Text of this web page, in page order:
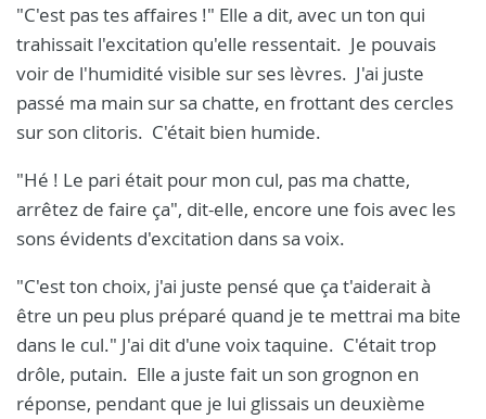
"C'est pas tes affaires !" Elle a dit, avec un ton qui
trahissait l'excitation qu'elle ressentait. Je pouvais
voir de l'humidité visible sur ses lèvres. J'ai juste
passé ma main sur sa chatte, en frottant des cercles
sur son clitoris. C'était bien humide.
"Hé ! Le pari était pour mon cul, pas ma chatte,
arrêtez de faire ça", dit-elle, encore une fois avec les
sons évidents d'excitation dans sa voix.
"C'est ton choix, j'ai juste pensé que ça t'aiderait à
être un peu plus préparé quand je te mettrai ma bite
dans le cul." J'ai dit d'une voix taquine. C'était trop
drôle, putain. Elle a juste fait un son grognon en
réponse, pendant que je lui glissais un deuxième